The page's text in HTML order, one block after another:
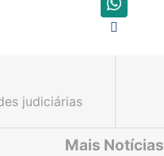
judiciárias
Mais Notícias